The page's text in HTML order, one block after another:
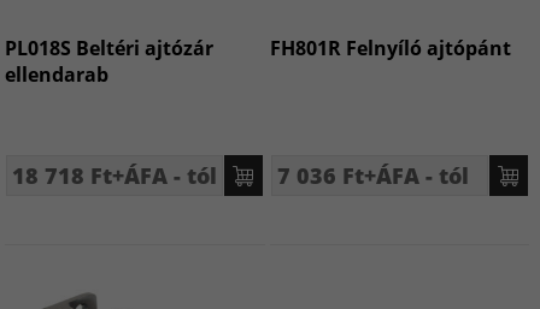
PL018S Beltéri ajtózár
ellendarab
18 718 Ft+ÁFA - tól
FH801R Felnyíló ajtópánt
7 036 Ft+ÁFA - tól